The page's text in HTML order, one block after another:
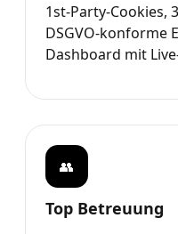
1st-Party-Cookies,
DSGVO-konforme
Dashboard mit
👥
Top Betreuung